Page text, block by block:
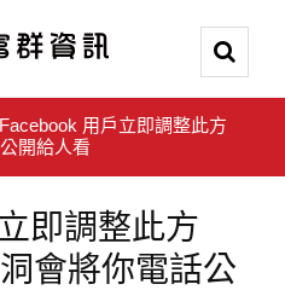
Facebook 用戶立即調整此方
開給人看
即調整此方
會將你電話公